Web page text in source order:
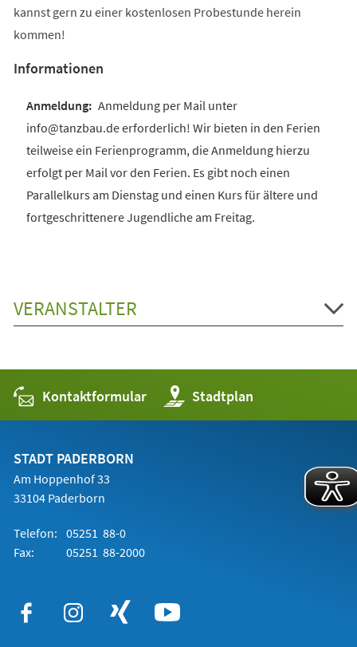
kannst gern zu einer kostenlosen Probestunde herein
kommen!
Informationen
Anmeldung per Mail unter
info@tanzbau.de erforderlich! Wir bieten in den Ferien
teilweise ein Ferienprogramm, die Anmeldung hierzu
erfolgt per Mail vor den Ferien. Es gibt noch einen
Parallelkurs am Dienstag und einen Kurs für ältere und
fortgeschrittenere Jugendliche am Freitag.
VERANSTALTER
Kontaktformular Stadtplan
(Öffnet
in
einem
STADT PADERBORN
Am Hoppenhof 33
33104 Paderborn
Telefon: 05251 88-0
Fax:
05251 88-2000